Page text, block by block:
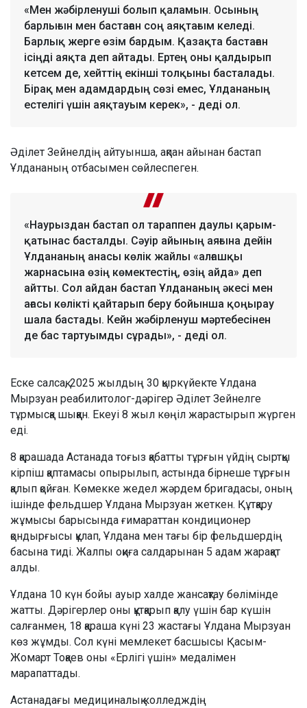
«Мен жәбірленуші болып қаламын. Осының
барлығын мен бастаған соң аяқтағым келеді.
Барлық жерге өзім бардым. Қазақта бастаған
ісіңді аяқта деп айтады. Ертең оны қалдырып
кетсем де, хейттің екінші толқыны басталады.
Бірақ мен адамдардың сөзі емес, Ұлдананың
естелігі үшін аяқтауым керек», - деді ол.
Әділет Зейнелдің айтуынша, ақпан айынан бастап
Ұлдананың отбасымен сөйлеспеген.
«Наурыздан бастап ол тараппен даулы қарым-
қатынас басталды. Сәуір айының аяғына дейін
Ұлдананың анасы көлік жайлы «алғашқы
жарнасына өзің көмектестің, өзің айда» деп
айтты. Сол айдан бастап Ұлдананың әкесі мен
ағасы көлікті қайтарып беру бойынша қоңырау
шала бастады. Кейн жәбірленуш мәртебесінен
де бас тартуымды сұрады», - деді ол.
Еске салсақ, 2025 жылдың 30 қыркүйекте Ұлдана
Мырзуан реабилитолог-дәрігер Әділет Зейнелге
тұрмысқа шыққан. Екеуі 8 жыл көңіл жарастырып жүрген
еді.
8 қарашада Астанада тоғыз қабатты тұрғын үйдің сыртқы
кірпіш қаптамасы опырылып, астында бірнеше тұрғын
қалып қойған. Көмекке жедел жәрдем бригадасы, оның
ішінде фельдшер Ұлдана Мырзуан жеткен. Құтқару
жұмысы барысында ғимараттан кондиционер
қондырғысы құлап, Ұлдана мен тағы бір фельдшердің
басына тиді. Жалпы оқиға салдарынан 5 адам жарақат
алды.
Ұлдана 10 күн бойы ауыр халде жансақтау бөлімінде
жатты. Дәрігерлер оны құтқарып қалу үшін бар күшін
салғанмен, 18 қараша күні 23 жастағы Ұлдана Мырзуан
көз жұмды. Сол күні мемлекет басшысы Қасым-
Жомарт Тоқаев оны «Ерлігі үшін» медалімен
марапаттады.
Астанадағы медициналық колледждің